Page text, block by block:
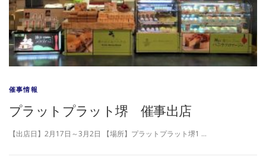
催事情報
プラットプラット堺 催事出店
【出店日】2月17日～3月2日 【場所】プラットプラット堺1 …